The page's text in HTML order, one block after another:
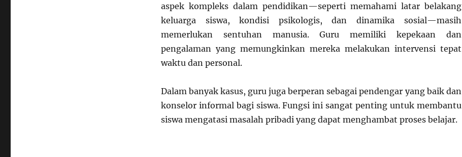
aspek kompleks dalam pendidikan—seperti memahami latar belakang
keluarga siswa, kondisi psikologis, dan dinamika sosial—masih
memerlukan sentuhan manusia. Guru memiliki kepekaan dan
pengalaman yang memungkinkan mereka melakukan intervensi tepat
waktu dan personal.
Dalam banyak kasus, guru juga berperan sebagai pendengar yang baik dan
konselor informal bagi siswa. Fungsi ini sangat penting untuk membantu
siswa mengatasi masalah pribadi yang dapat menghambat proses belajar.